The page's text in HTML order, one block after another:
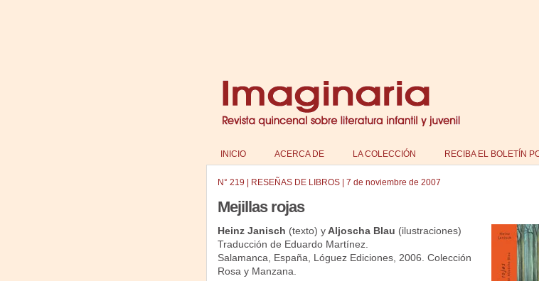
INICIO ACERCA DE LA COLECCIÓN RECIBA EL BOLETÍN
N° 219 RESEÑAS DE LIBROS| 7 de noviembre de 2007
Mejillas rojas
Heinz Janisch (texto) yAljoscha Blau (ilustraciones)
Traducción de Eduardo Martínez.
Salamanca, España, Lóguez Ediciones, 2006. Colección
Rosa y Manzana.